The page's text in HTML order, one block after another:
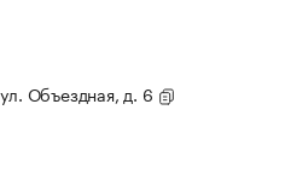
Объездная, д. 6